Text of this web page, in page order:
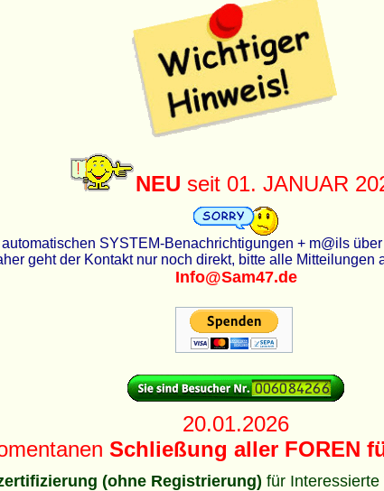
NEU seit 01. JANUAR
SYSTEM-Benachrichtigungen + m@ils
geht der Kontakt nur noch direkt, bitte alle Mitteilungen
Info@Sam47.de
20.01.2026
Schließung aller FOREN
(ohne Registrierung) für